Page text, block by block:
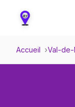
Accueil Val-de-